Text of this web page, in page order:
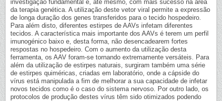
investigação fundamental e, até mesmo, com mais sucesso na área
da terapia genética. A utilização deste vetor viral permite a expressão
de longa duração dos genes transferidos para o tecido hospedeiro.
Para além disto, diferentes estirpes de AAVs infetam diferentes
tecidos. A característica mais importante dos AAVs é terem um perfil
imunogénico baixo e, desta forma, não desencadearem fortes
respostas no hospedeiro. Com o aumento da utilização desta
ferramenta, os AAV foram-se tornando extremamente versáteis. Para
além da utilização de estirpes naturais, surgiram também uma série
de estirpes quiméricas, criadas em laboratório, onde a cápside do
vírus está manipulada a fim de melhorar a sua capacidade de infetar
novos tecidos como é o caso do sistema nervoso. Por outro lado, os
protocolos de produção destes vírus têm sido otimizados podendo